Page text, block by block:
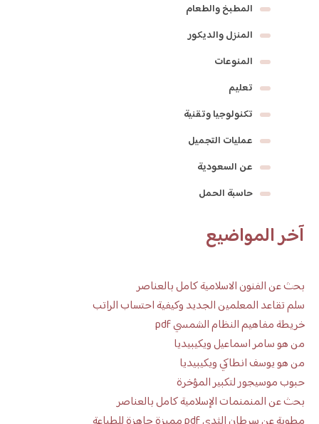
المطبخ والطعام
المنزل والديكور
المنوعات
تعليم
تكنولوجيا وتقنية
عمليات التجميل
عن السعودية
حاسبة الحمل
آخر المواضيع
بحث عن الفنون الاسلامية كامل بالعناصر
سلم تقاعد المعلمين الجديد وكيفية احتساب الراتب
خريطة مفاهيم النظام الشمسي pdf
من هو سامر اسماعيل ويكيبيديا
من هو يوسف انطاكي ويكيبيديا
حبوب موسيجور لتكبير المؤخرة
بحث عن المنمنمات الإسلامية كامل بالعناصر